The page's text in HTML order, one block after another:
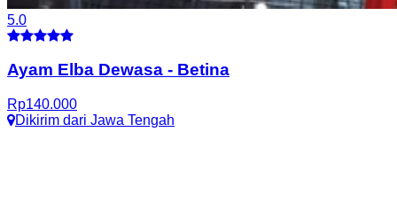
5.0
Ayam Elba Dewasa - Betina
Rp140.000
Dikirim dari Jawa Tengah